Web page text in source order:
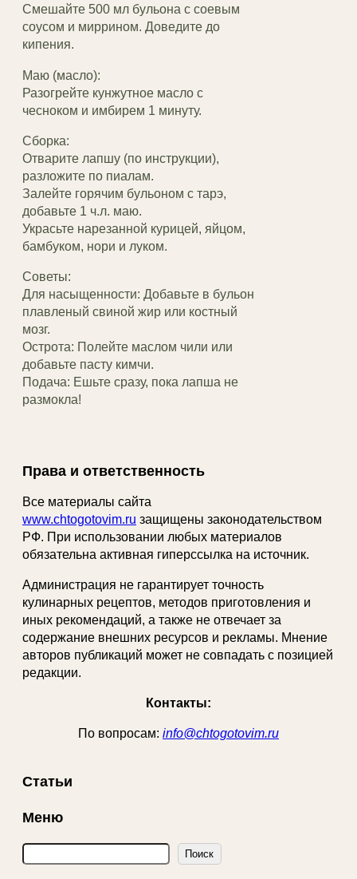
Смешайте 500 мл бульона с соевым
соусом и миррином. Доведите до
кипения.
Маю (масло):
Разогрейте кунжутное масло с
чесноком и имбирем 1 минуту.
Сборка:
Отварите лапшу (по инструкции),
разложите по пиалам.
Залейте горячим бульоном с тарэ,
добавьте 1 ч.л. маю.
Украсьте нарезанной курицей, яйцом,
бамбуком, нори и луком.
Советы:
Для насыщенности: Добавьте в бульон
плавленый свиной жир или костный
мозг.
Острота: Полейте маслом чили или
добавьте пасту кимчи.
Подача: Ешьте сразу, пока лапша не
размокла!
Права и ответственность
Все материалы сайта
www.chtogotovim.ru защищены законодательством
РФ. При использовании любых материалов
обязательна активная гиперссылка на источник.
Администрация не гарантирует точность
кулинарных рецептов, методов приготовления и
иных рекомендаций, а также не отвечает за
содержание внешних ресурсов и рекламы. Мнение
авторов публикаций может не совпадать с позицией
редакции.
Контакты:
По вопросам: info@chtogotovim.ru
Статьи
Меню
П
о
Поиск